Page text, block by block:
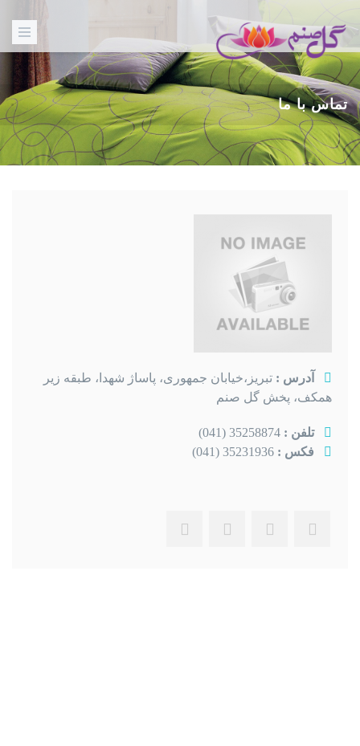
تماس با ما
آدرس : تبریز،خیابان جمهوری، پاساژ شهدا، طبقه زیر
همکف، پخش گل صنم
تلفن :
فکس :